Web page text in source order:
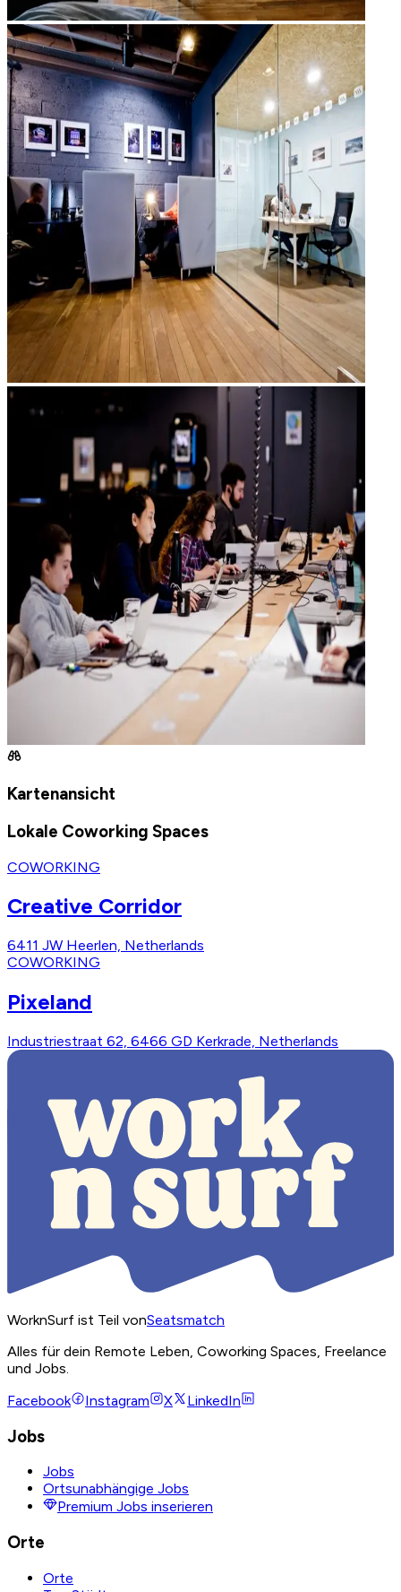
Kartenansicht
Lokale Coworking Spaces
COWORKING
Creative Corridor
6411 JW Heerlen, Netherlands
COWORKING
Pixeland
Industriestraat 62, 6466 GD Kerkrade, Netherlands
WorknSurf ist Teil vonSeatsmatch
Alles für dein Remote Leben, Coworking Spaces, Freelance
und Jobs.
Facebook
Instagram X LinkedIn
Jobs
Jobs
Ortsunabhängige Jobs
Premium Jobs inserieren
Orte
Orte